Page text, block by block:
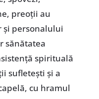
preoții au
personalului
sănătatea
spirituală
sufletești și a
cu hramul